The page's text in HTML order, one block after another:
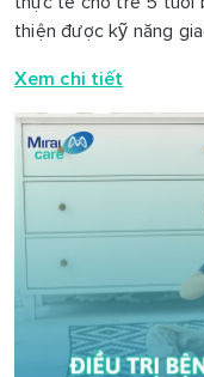
thiện được kỹ năng
Xem chi tiết